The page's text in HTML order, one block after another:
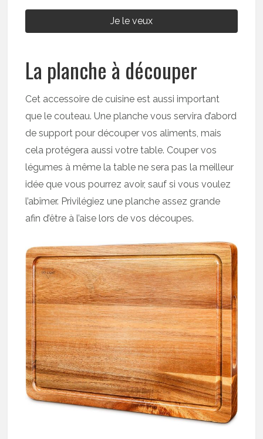
Je le veux
La planche à découper
Cet accessoire de cuisine est aussi important
que le couteau. Une planche vous servira d’abord
de support pour découper vos aliments, mais
cela protégera aussi votre table. Couper vos
légumes à même la table ne sera pas la meilleur
idée que vous pourrez avoir, sauf si vous voulez
l’abîmer. Privilégiez une planche assez grande
afin d’être à l’aise lors de vos découpes.